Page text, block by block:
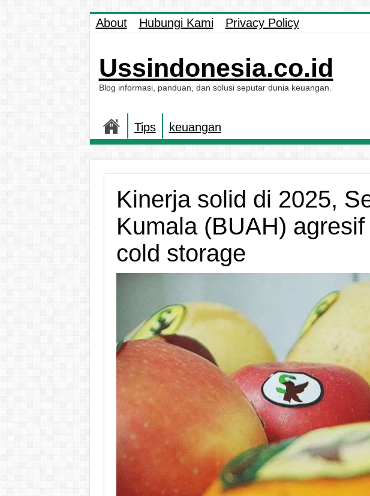
About Hubungi Kami Privacy Policy
Ussindonesia.co.id
Blog informasi, panduan, dan solusi seputar dunia keuangan.
Tips keuangan
Kinerja solid di 2025,
Kumala (BUAH)
cold storage